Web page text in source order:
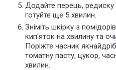
Додайте перець, редиску
готуйте ще 5 хвилин.
Зніміть шкірку з
кип'яток на хвилину та
Поріжте часник
томатну пасту, цукор,
хвилин.